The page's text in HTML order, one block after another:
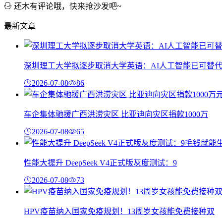
还木有评论哦，快来抢沙发吧~
最新文章
深圳理工大学拟逐步取消大学英语：AI人工智能已可替代
2026-07-08 86
车企集体驰援广西洪涝灾区 比亚迪向灾区捐款1000万
2026-07-08 65
性能大提升 DeepSeek V4正式版灰度测试：9
2026-07-08 73
HPV疫苗纳入国家免疫规划！13周岁女孩能免费接种双